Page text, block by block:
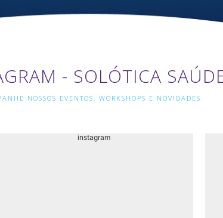
- SOLÓTICA
NOSSOS EVENTOS, WORKSHOPS E NOVIDADES.